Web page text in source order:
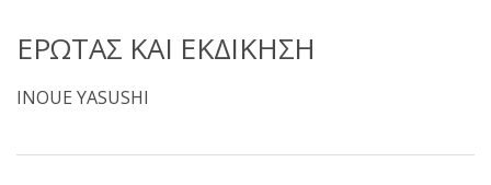
ΕΡΩΤΑΣ ΚΑΙ ΕΚΔΙΚΗΣΗ
INOUE YASUSHI